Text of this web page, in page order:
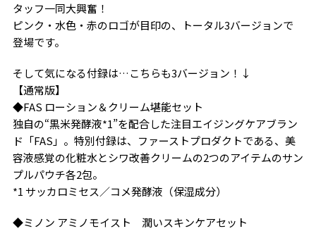
タッフ一同大興奮！
ピンク・水色・赤のロゴが目印の、トータル3バージョンで
登場です。
そして気になる付録は…こちらも3バージョン！↓
【通常版】
◆FAS ローション＆クリーム堪能セット
独自の“黒米発酵液*1”を配合した注目エイジングケアブラン
ド「FAS」。特別付録は、ファーストプロダクトである、美
容液感覚の化粧水とシワ改善クリームの2つのアイテムのサン
プルパウチ各2包。
*1 サッカロミセス／コメ発酵液（保湿成分）
◆ミノン アミノモイスト 潤いスキンケアセット